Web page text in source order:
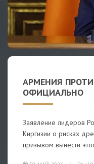
АРМЕНИЯ
ОФИЦИАЛЬНО
Заявление лидеров
Киргизии о рисках
призывом вынести